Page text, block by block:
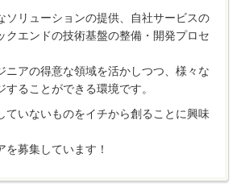
ソリューションの提供、自社サービスの
クエンドの技術基盤の整備・開発プロセ
ニアの得意な領域を活かしつつ、様々な
することができる環境です。
ていないものをイチから創ることに興味
を募集しています！